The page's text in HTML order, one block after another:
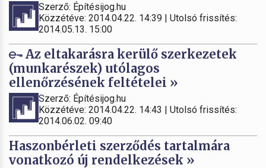
Szerző: Építésijog.hu
Közzétéve: 2014.04.22. 14:39 | Utolsó frissítés:
2014.05.13. 15:00
Az eltakarásra kerülő szerkezetek
(munkarészek) utólagos
ellenőrzésének feltételei »
Szerző: Építésijog.hu
Közzétéve: 2014.04.22. 14:43 | Utolsó frissítés:
2014.06.02. 09:40
Haszonbérleti szerződés tartalmára
vonatkozó új rendelkezések »